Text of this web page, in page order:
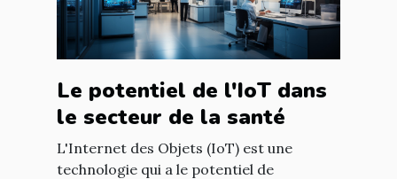
Le potentiel de l'IoT dans
le secteur de la santé
L'Internet des Objets (IoT) est une
technologie qui a le potentiel de